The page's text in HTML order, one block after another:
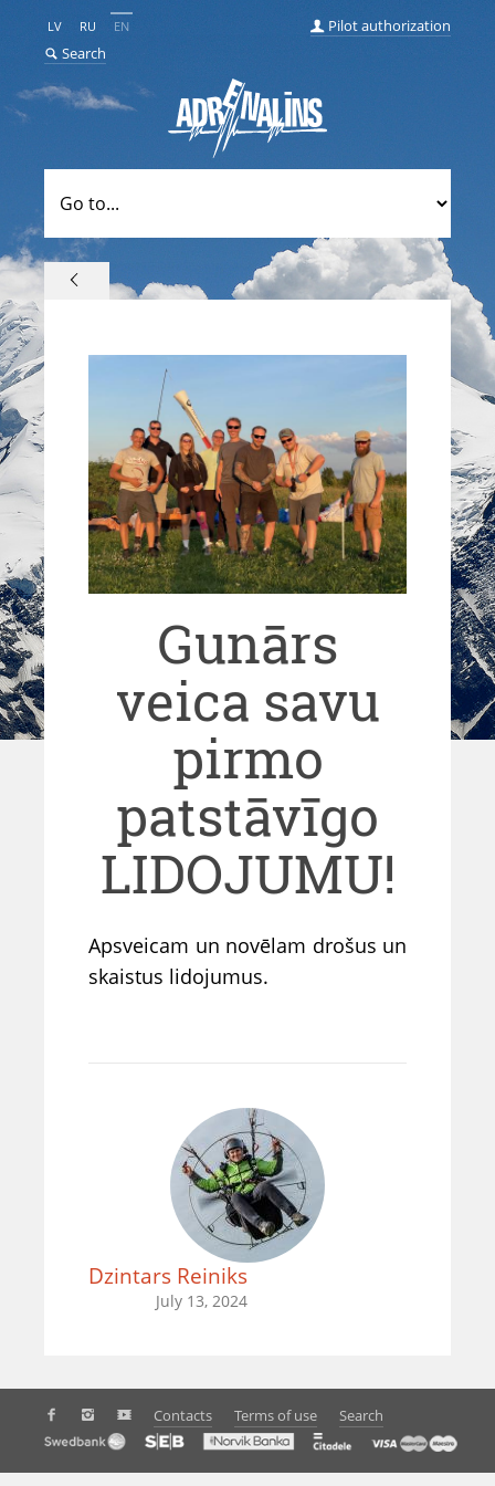
LV RU EN
Search
Pilot authorization
Gunārs
veica savu
pirmo
patstāvīgo
LIDOJUMU!
Apsveicam un novēlam drošus un
skaistus lidojumus.
Dzintars Reiniks
July 13, 2024
Contacts Terms of use Search